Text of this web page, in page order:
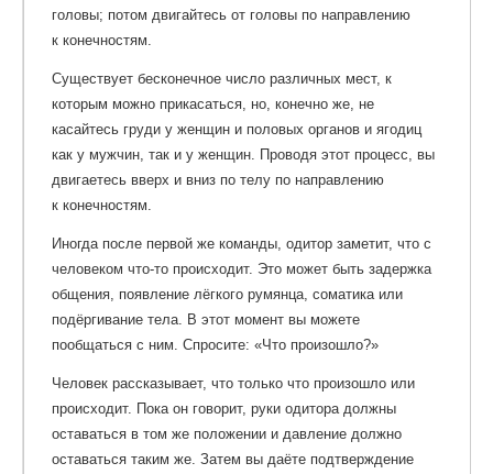
головы; потом двигайтесь от головы по направлению
к конечностям.
Существует бесконечное число различных мест, к
которым можно прикасаться, но, конечно же, не
касайтесь груди у женщин и половых органов и ягодиц
как у мужчин, так и у женщин. Проводя этот процесс, вы
двигаетесь вверх и вниз по телу по направлению
к конечностям.
Иногда после первой же команды, одитор заметит, что с
человеком что-то происходит. Это может быть задержка
общения, появление лёгкого румянца, соматика или
подёргивание тела. В этот момент вы можете
пообщаться с ним. Спросите: «Что произошло?»
Человек рассказывает, что только что произошло или
происходит. Пока он говорит, руки одитора должны
оставаться в том же положении и давление должно
оставаться таким же. Затем вы даёте подтверждение